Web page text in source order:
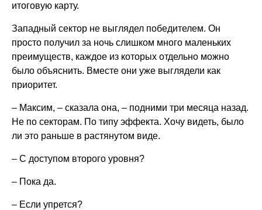
итоговую карту.
Западный сектор не выглядел победителем. Он
просто получил за ночь слишком много маленьких
преимуществ, каждое из которых отдельно можно
было объяснить. Вместе они уже выглядели как
приоритет.
– Максим, – сказала она, – подними три месяца назад.
Не по секторам. По типу эффекта. Хочу видеть, было
ли это раньше в растянутом виде.
– С доступом второго уровня?
– Пока да.
– Если упрется?